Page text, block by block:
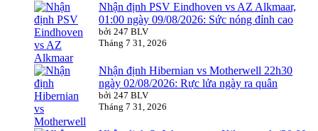
Nhận định PSV Eindhoven vs AZ Alkmaar,
01:00 ngày 09/08/2026: Sức nóng đỉnh cao
bởi 247 BLV
Tháng 7 31, 2026
Nhận định Hibernian vs Motherwell 22h30
ngày 02/08/2026: Rực lửa ngày ra quân
bởi 247 BLV
Tháng 7 31, 2026